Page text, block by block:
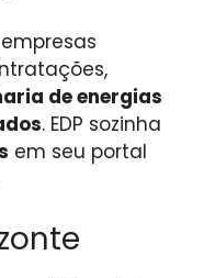
empresas
de energias
. EDP ​​sozinha
em seu portal